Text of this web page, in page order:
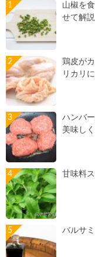
山椒を
せて解説
鶏皮が
リカリ
ハンバ
美味し
甘味料
バルサ